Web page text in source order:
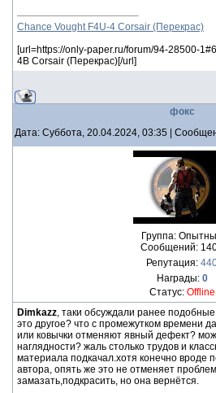
Chance Vought F4U-4 Corsair (Перекрас)
[url=https://only-paper.ru/forum/94-28500-
4B Corsair (Перекрас)[/url]
фокс
Дата: Суббота, 20.04.2024, 03:35 |
Группа:
Сообщений:
Репутация:
Награды: 0
Статус: Offline
Dimkazz, таки обсуждали ранее
это другое? что с промежутком времени
или ковычки отменяют явный дефект?
наглядности? жаль столько трудов и
материала подкачал.хотя конечно вроде
автора, опять же это не отменяет
замазать,подкрасить, но она вернётся.